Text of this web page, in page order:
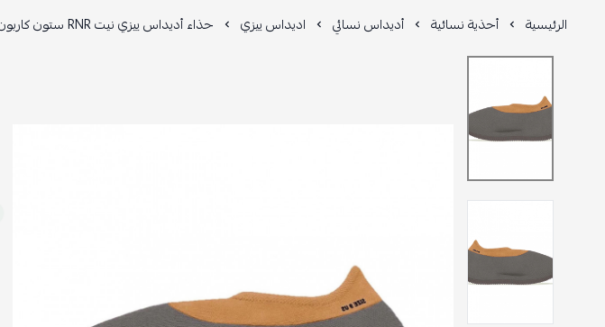
الرئيسية أحذية نسائية أديداس نسائي اديداس ييزي حذاء أديداس ييزي نيت RNR ستون كاربون